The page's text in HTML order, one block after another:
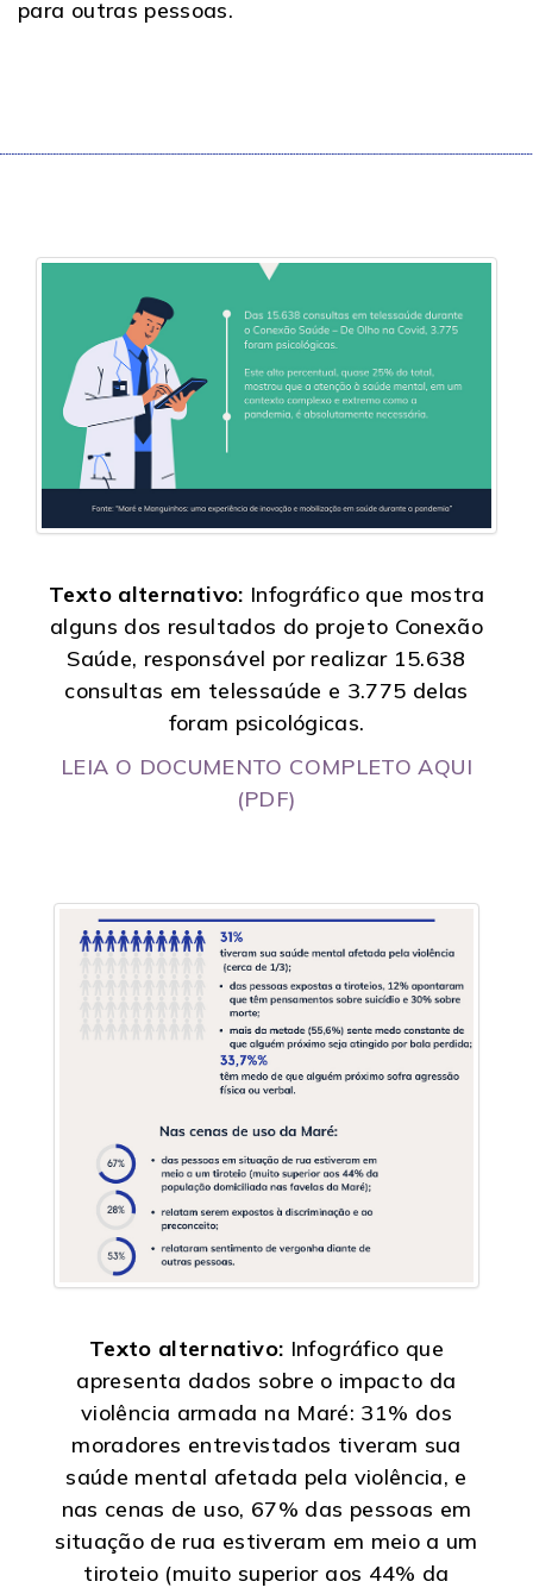
para outras pessoas.
Texto alternativo: Infográfico que mostra
alguns dos resultados do projeto Conexão
Saúde, responsável por realizar 15.638
consultas em telessaúde e 3.775 delas
foram psicológicas.
LEIA O DOCUMENTO COMPLETO AQUI
(PDF)
Texto alternativo: Infográfico que
apresenta dados sobre o impacto da
violência armada na Maré: 31% dos
moradores entrevistados tiveram sua
saúde mental afetada pela violência, e
nas cenas de uso, 67% das pessoas em
situação de rua estiveram em meio a um
tiroteio (muito superior aos 44% da